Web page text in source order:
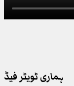
ہماری ٹویٹر فیڈ